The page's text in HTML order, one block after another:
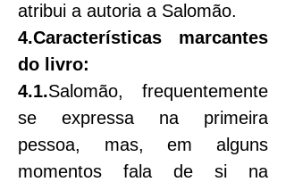
atribui a autoria a Salomão.
4.Características marcantes
do livro:
4.1.Salomão, frequentemente
se expressa na primeira
pessoa, mas, em alguns
momentos fala de si na